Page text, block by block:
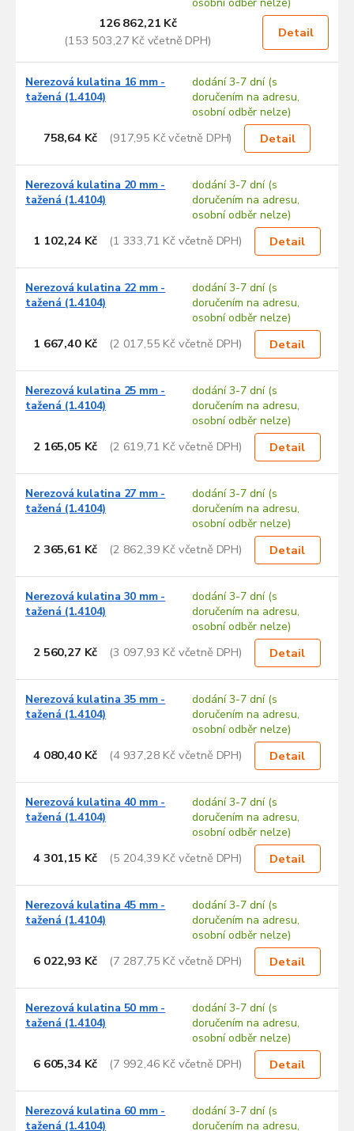
126 862,21 Kč
(153 503,27 Kč včetně DPH)
Detail
Nerezová kulatina 16 mm -
tažená (1.4104)
dodání 3-7 dní (s
doručením na adresu,
osobní odběr nelze)
758,64 Kč (917,95 Kč včetně DPH) Detail
Nerezová kulatina 20 mm -
tažená (1.4104)
dodání 3-7 dní (s
doručením na adresu,
osobní odběr nelze)
1 102,24 Kč (1 333,71 Kč včetně DPH) Detail
Nerezová kulatina 22 mm -
tažená (1.4104)
dodání 3-7 dní (s
doručením na adresu,
osobní odběr nelze)
1 667,40 Kč (2 017,55 Kč včetně DPH) Detail
Nerezová kulatina 25 mm -
tažená (1.4104)
dodání 3-7 dní (s
doručením na adresu,
osobní odběr nelze)
2 165,05 Kč (2 619,71 Kč včetně DPH) Detail
Nerezová kulatina 27 mm -
tažená (1.4104)
dodání 3-7 dní (s
doručením na adresu,
osobní odběr nelze)
2 365,61 Kč (2 862,39 Kč včetně DPH) Detail
Nerezová kulatina 30 mm -
tažená (1.4104)
dodání 3-7 dní (s
doručením na adresu,
osobní odběr nelze)
2 560,27 Kč (3 097,93 Kč včetně DPH) Detail
Nerezová kulatina 35 mm -
tažená (1.4104)
dodání 3-7 dní (s
doručením na adresu,
osobní odběr nelze)
4 080,40 Kč (4 937,28 Kč včetně DPH) Detail
Nerezová kulatina 40 mm -
tažená (1.4104)
dodání 3-7 dní (s
doručením na adresu,
osobní odběr nelze)
4 301,15 Kč (5 204,39 Kč včetně DPH) Detail
Nerezová kulatina 45 mm -
tažená (1.4104)
dodání 3-7 dní (s
doručením na adresu,
osobní odběr nelze)
6 022,93 Kč (7 287,75 Kč včetně DPH) Detail
Nerezová kulatina 50 mm -
tažená (1.4104)
dodání 3-7 dní (s
doručením na adresu,
osobní odběr nelze)
6 605,34 Kč (7 992,46 Kč včetně DPH) Detail
Nerezová kulatina 60 mm -
tažená (1.4104)
dodání 3-7 dní (s
doručením na adresu,